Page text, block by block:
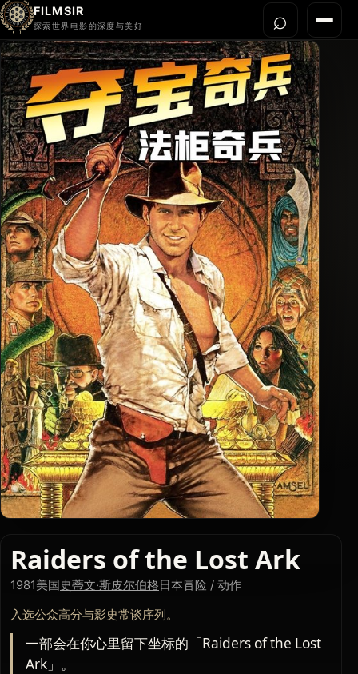
FILMSIR
探索世界电影的深度与美好 菜单
首页
今晚看什么
世界电影节
导演宇宙
影片库
影评与解读
关于我们
⌕打开
Raiders of the Lost Ark
1981美国史蒂文·斯皮尔伯格日本冒险 / 动作
入选公众高分与影史常谈序列。
一部会在你心里留下坐标的「Raiders of the Lost
Ark」。